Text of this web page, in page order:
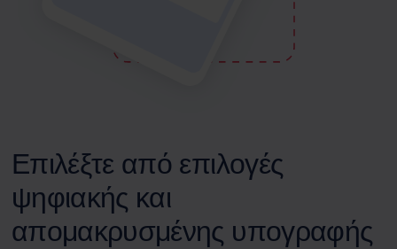
Επιλέξτε από επιλογές
ψηφιακής και
απομακρυσμένης υπογραφής